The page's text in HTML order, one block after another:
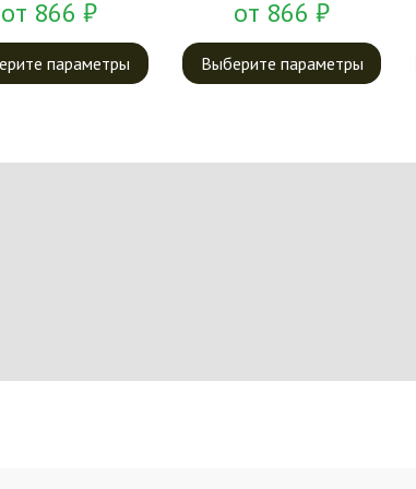
от 866 ₽
параметры
от 866₽
Выберите параметры